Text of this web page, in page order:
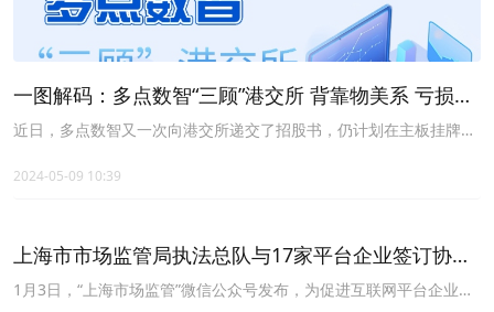
一图解码：多点数智“三顾”港交所 背靠物美系 亏损持
续收窄
近日，多点数智又一次向港交所递交了招股书，仍计划在主板挂牌上
所资料显示，这已是多点数智第三次递表港交所。
2024-05-09 10:39
上海市市场监管局执法总队与17家平台企业签订协议
“共治”互联网
1月3日，“上海市场监管”微信公众号发布，为促进互联网平台企业健